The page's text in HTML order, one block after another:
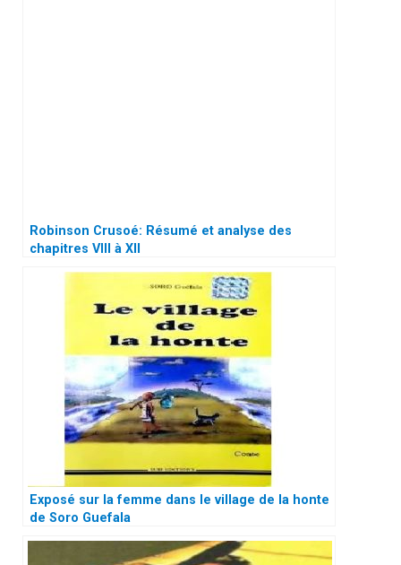
Robinson Crusoé: Résumé et analyse des
chapitres VIII à XII
Exposé sur la femme dans le village de la honte
de Soro Guefala